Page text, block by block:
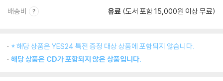
배송비 유료 (도서 포함 15,000원 이상 무료)
* 해당 상품은 YES24 특전 증정 대상 상품에 포함되지 않습니다.
해당 상품은 CD가 포함되지 않은 상품입니다.